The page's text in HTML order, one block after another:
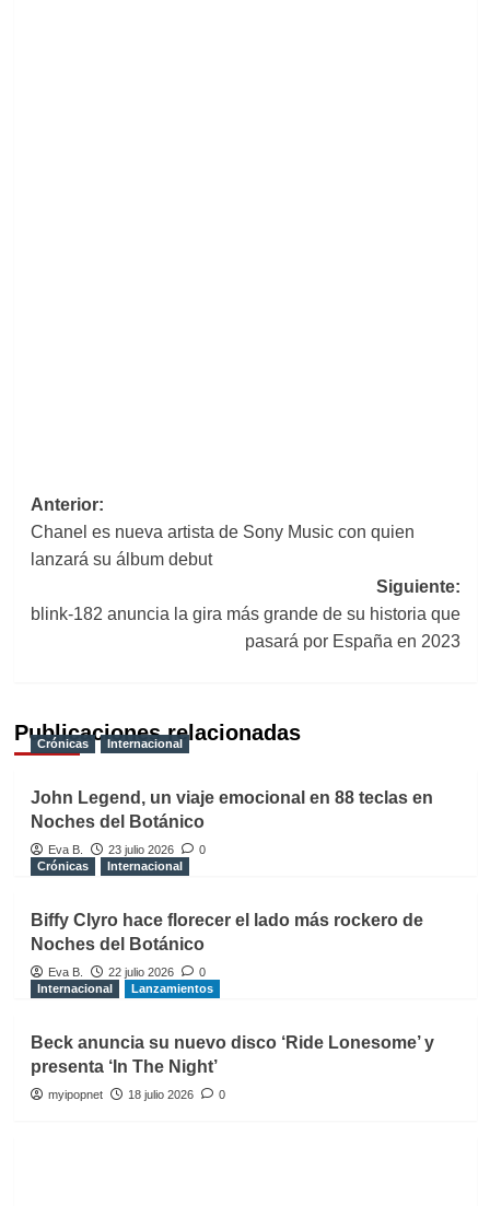
Navegación
de
Anterior:
Chanel es nueva artista de Sony Music con quien
lanzará su álbum debut
Siguiente:
blink-182 anuncia la gira más grande de su historia que
pasará por España en 2023
Publicaciones relacionadas
Crónicas Internacional
John Legend, un viaje emocional en 88 teclas en
Noches del Botánico
Eva B. 23 julio 2026
0
Crónicas
Internacional
Biffy Clyro hace florecer el lado más rockero de
Noches del Botánico
Eva B. 22 julio 2026
0
Internacional
Lanzamientos
Beck anuncia su nuevo disco ‘Ride Lonesome’ y
presenta ‘In The Night’
myipopnet 18 julio 2026 0